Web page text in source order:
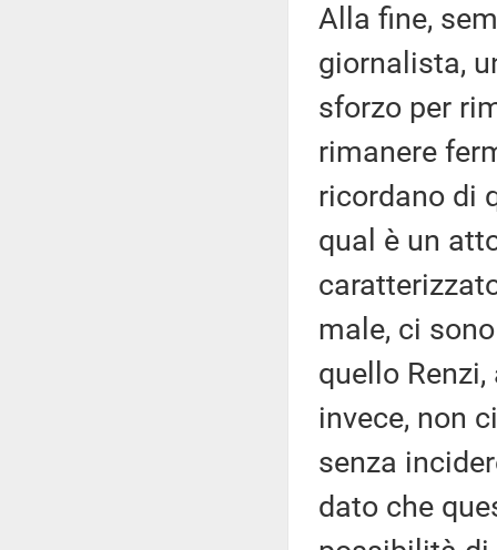
Alla fine,
giornalista,
sforzo per
rimanere
ricordano di
qual è un
male, ci
quello
invece, non
senza
dato che